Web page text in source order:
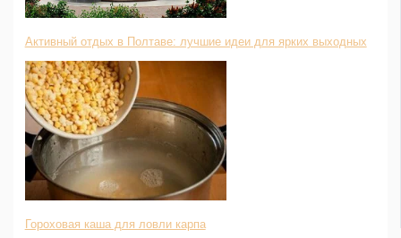
Активный отдых в Полтаве: лучшие идеи для ярких выходных
Гороховая каша для ловли карпа